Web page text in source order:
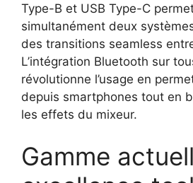
Type-B et USB Type-C
simultanément deux
des transitions seamless
L’intégration Bluetooth sur
révolutionne l’usage en
depuis smartphones tout en
les effets du mixeur.
Gamme